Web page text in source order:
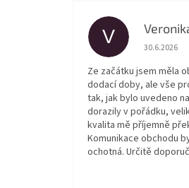
V
30.6.2026
Ze začátku jsem měla
dodací doby, ale vše
tak, jak bylo uvedeno
dorazily v pořádku,
kvalita mě příjemně
Komunikace obchodu
ochotná. Určitě